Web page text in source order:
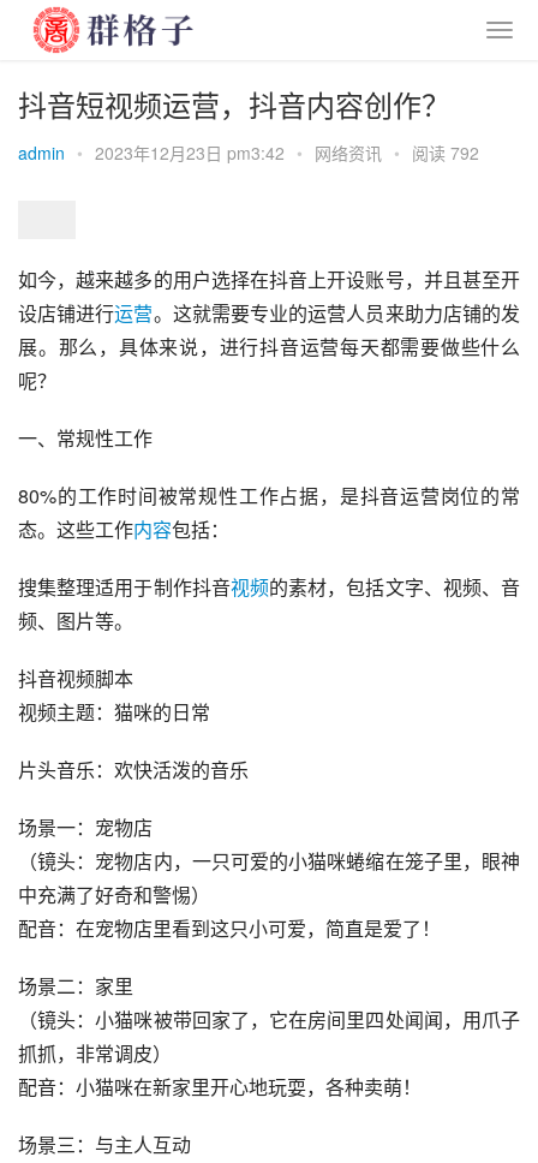
抖音短视频运营，抖音内容创作？
admin • 2023年12月23日 pm3:42 • 网络资讯 • 阅读 792
如今，越来越多的用户选择在抖音上开设账号，并且甚至开
设店铺进行运营。这就需要专业的运营人员来助力店铺的发
展。那么，具体来说，进行抖音运营每天都需要做些什么
呢？
一、常规性工作
80%的工作时间被常规性工作占据，是抖音运营岗位的常
态。这些工作内容包括：
搜集整理适用于制作抖音视频的素材，包括文字、视频、音
频、图片等。
抖音视频脚本
视频主题：猫咪的日常
片头音乐：欢快活泼的音乐
场景一：宠物店
（镜头：宠物店内，一只可爱的小猫咪蜷缩在笼子里，眼神
中充满了好奇和警惕）
配音：在宠物店里看到这只小可爱，简直是爱了！
场景二：家里
（镜头：小猫咪被带回家了，它在房间里四处闻闻，用爪子
抓抓，非常调皮）
配音：小猫咪在新家里开心地玩耍，各种卖萌！
场景三：与主人互动